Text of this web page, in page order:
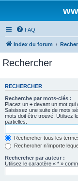
FAQ
Index du forum
Rechercher
RECHERCHER
Recherche par mots-clés :
Placez un + devant un mot qui
Saisissez une suite de mots
mots doit être trouvé. Utilisez
partielles.
Rechercher tous les
Rechercher n’importe
Rechercher par auteur :
Utilisez le caractère « * »